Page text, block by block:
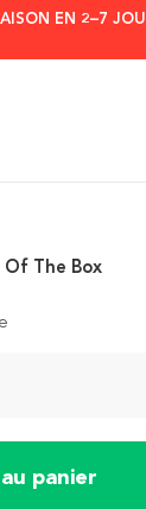
EN 2–7
panier
The Box